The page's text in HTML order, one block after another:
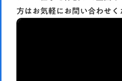
方はお気軽にお問い合わせく